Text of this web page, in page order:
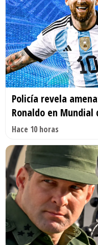
Policía revela
Ronaldo en Mundial
Hace 10 horas